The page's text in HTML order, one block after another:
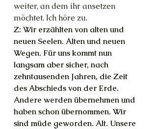
weiter, an dem ihr ansetzen
möchtet. Ich höre zu.
Z: Wir erzählten von alten und
neuen Seelen. Alten und neuen
Wegen. Für uns kommt nun
langsam aber sicher, nach
zehntausenden Jahren, die Zeit
des Abschieds von der Erde.
Andere werden übernehmen und
haben schon übernommen. Wir
sind müde geworden. Alt. Unsere